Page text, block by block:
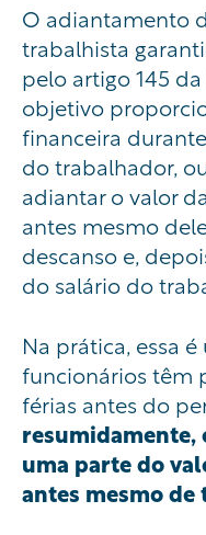
O adiantamento
trabalhista
pelo artigo 145
objetivo
financeira
do trabalhador,
adiantar o valor
antes mesmo
descanso e,
do salário do
Na prática, essa
funcionários têm
férias antes do
resumidamente,
uma parte do
antes mesmo